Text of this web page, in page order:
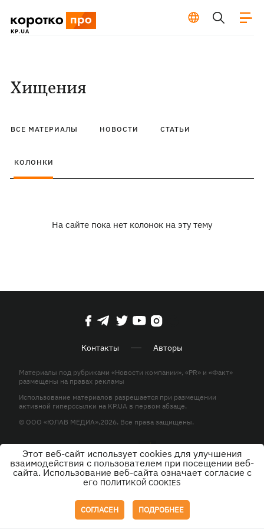
Хищения
ВСЕ МАТЕРИАЛЫ НОВОСТИ СТАТЬИ
КОЛОНКИ
На сайте пока нет колонок на эту тему
Контакты Авторы
Материалы под рубриками «Новости компании», «PR» и «Факт»
размещены на правах рекламы
Использование материалов разрешается при размещении
активной гиперссылки на KP.UA в первом абзаце.
© ООО «ЮЛАВ МЕДИА»,2026. Все права защищены.
Дизайн
Этот веб-сайт использует cookies для улучшения
взаимодействия с пользователем при посещении веб-
сайта. Использование веб-сайта означает согласие с
его ПОЛИТИКОЙ COOKIES
СОГЛАСЕН ПОДРОБНЕЕ